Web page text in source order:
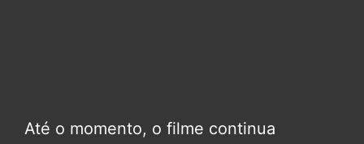
Até o momento, o filme continua